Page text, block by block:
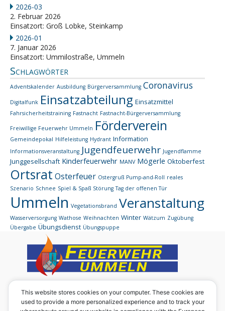
2026-03
2. Februar 2026
Einsatzort: Groß Lobke, Steinkamp
2026-01
7. Januar 2026
Einsatzort: Ummilostraße, Ummeln
Schlagwörter
Adventskalender Ausbildung Bürgerversammlung Coronavirus
Digitalfunk Einsatzabteilung Einsatzmittel
Fahrsicherheitstraining Fastnacht Fastnacht-Bürgerversammlung
Freiwillige Feuerwehr Ummeln Förderverein
Gemeindepokal Hilfeleistung Hydrant Information
Informationsveranstaltung Jugendfeuerwehr Jugendflamme
Junggesellschaft Kinderfeuerwehr MANV Mögerle Oktoberfest
Ortsrat Osterfeuer Ostergruß Pump-and-Roll reales
Szenario Schnee Spiel & Spaß Störung Tag der offenen Tür
Ummeln Vegetationsbrand Veranstaltung
Wasserversorgung Wathose Weihnachten Winter Wätzum Zugübung
Übergabe Übungsdienst Übungspuppe
Eine Homepage des:
Förderverein der Ortsfeuerwehr Ummeln e. V.
This website stores cookies on your computer. These cookies are
used to provide a more personalized experience and to track your